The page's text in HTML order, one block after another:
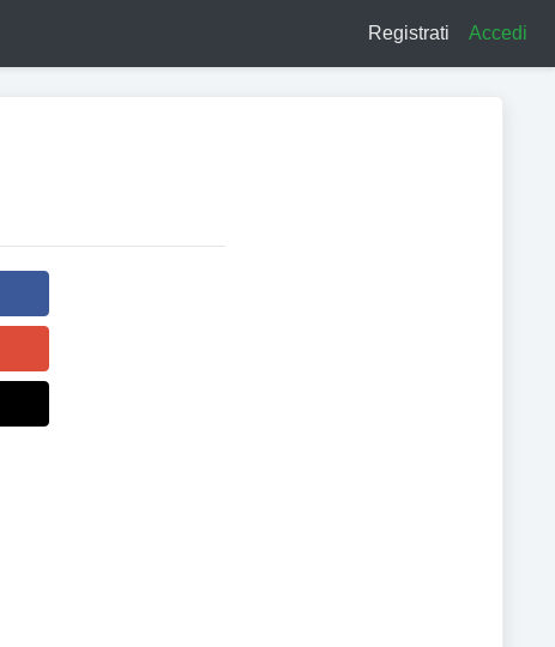
Registrati Accedi